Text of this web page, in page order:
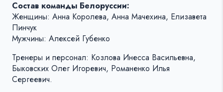
Состав команды Белоруссии:
Женщины: Анна Королева, Анна Мачехина, Елизавета
Пинчук
Мужчины: Алексей Губенко
Тренеры и персонал: Козлова Инесса Васильевна,
Быковских Олег Игоревич, Романенко Илья
Сергеевич.